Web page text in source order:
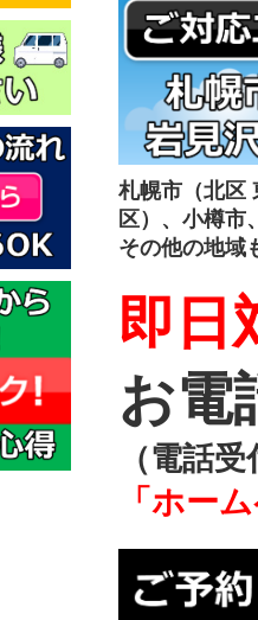
札幌市（北区
区）、小樽市
その他の地域
即日
お電
（電話
「ホー